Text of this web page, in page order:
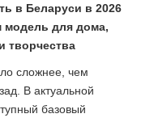
в Беларуси в 2026
модель для дома,
творчества
сложнее, чем
В актуальной
базовый